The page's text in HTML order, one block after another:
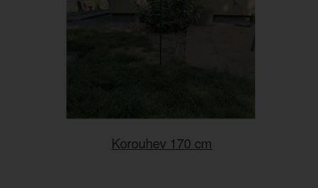
Korouhev 170 cm